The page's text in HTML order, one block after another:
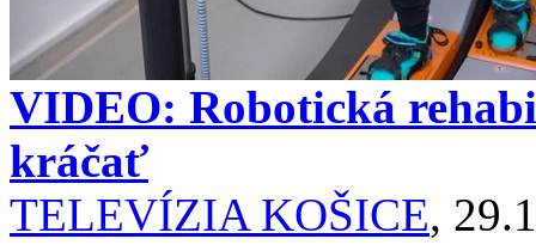
VIDEO: Robotická
kráčať
TELEVÍZIA KOŠICE,